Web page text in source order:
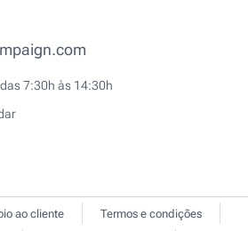
7:30h às 14:30h
ao cliente
Termos e condições